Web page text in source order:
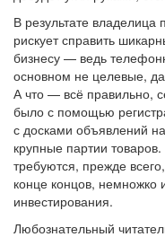
В результате владелица
рискует справить
бизнесу — ведь
основном не целевые,
А что — всё правильно,
было с помощью
с досками объявлений
крупные партии
требуются, прежде
конце концов, немножко
инвестирования.
Любознательный